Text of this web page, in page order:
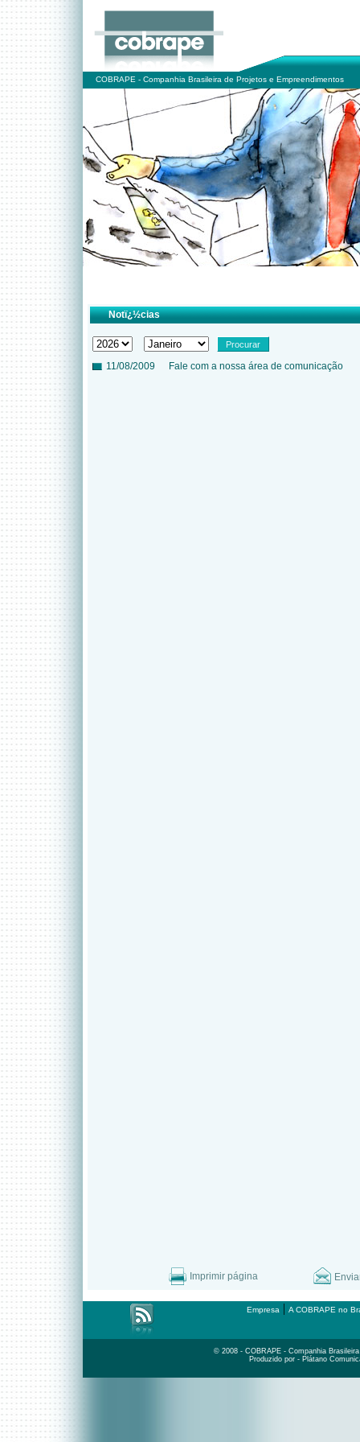
COBRAPE - Companhia Brasileira de Projetos e Empreendimentos
Notï¿½cias
11/08/2009 Fale com a nossa área de comunicação
Imprimir página
Empresa | A COBRAPE no
© 2008 - COBRAPE - Companhia
Produzido por - Plátano